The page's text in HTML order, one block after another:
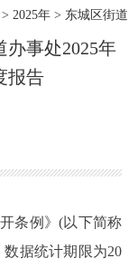
> 2025年> 东城区街道
事处2025年
报告
条例》(以下简称
数据统计期限为20